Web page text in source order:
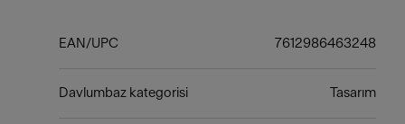
EAN/UPC 7612986463248
Davlumbaz kategorisi Tasarım